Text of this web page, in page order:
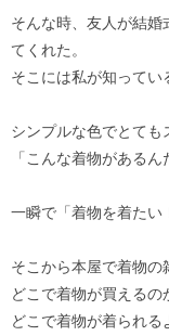
そんな時、友人が結
てくれた。
そこには私が知ってい
シンプルな色でとても
「こんな着物がある
一瞬で「着物を着たい
そこから本屋で着物の
どこで着物が買えるの
どこで着物が着られる